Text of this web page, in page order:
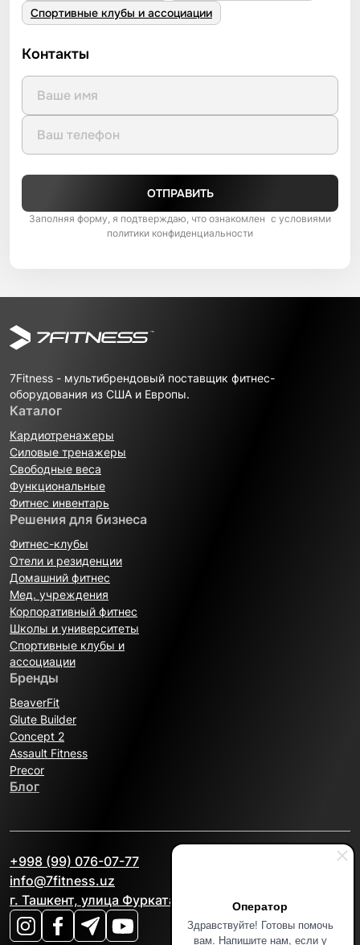
Оператор
Здравствуйте! Готовы помочь
вам. Напишите нам, если у
Спортивные клубы и ассоциации
Контакты
ОТПРАВИТЬ
Заполняя форму, я подтверждаю, что ознакомлен с условиями
политики конфиденциальности
7Fitness - мультибрендовый поставщик фитнес-
оборудования из США и Европы.
Каталог
Кардиотренажеры
Силовые тренажеры
Свободные веса
Функциональные
Фитнес инвентарь
Решения для бизнеса
Фитнес-клубы
Отели и резиденции
Домашний фитнес
Мед. учреждения
Корпоративный фитнес
Школы и университеты
Спортивные клубы и
ассоциации
Бренды
BeaverFit
Glute Builder
Concept 2
Assault Fitness
Precor
Блог
+998 (99) 076-07-77
info@7fitness.uz
г. Ташкент, улица Фурката, 2А